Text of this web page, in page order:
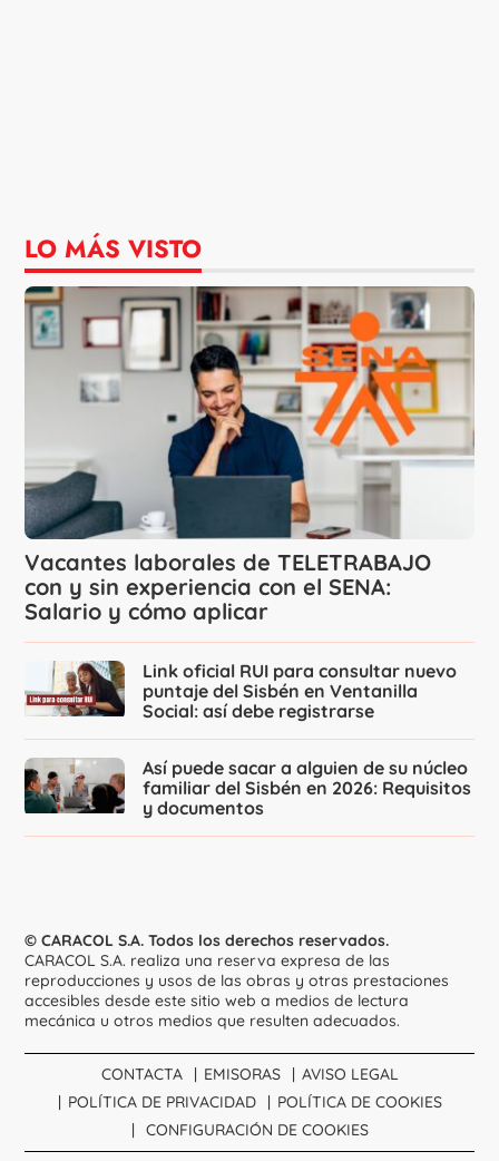
LO MÁS VISTO
Vacantes laborales de TELETRABAJO
con y sin experiencia con el SENA:
Salario y cómo aplicar
Link oficial RUI para consultar nuevo
puntaje del Sisbén en Ventanilla
Social: así debe registrarse
Así puede sacar a alguien de su núcleo
familiar del Sisbén en 2026: Requisitos
y documentos
© CARACOL S.A. Todos los derechos reservados.
CARACOL S.A. realiza una reserva expresa de las
reproducciones y usos de las obras y otras prestaciones
accesibles desde este sitio web a medios de lectura
mecánica u otros medios que resulten adecuados.
CONTACTA EMISORAS
AVISO LEGAL
POLÍTICA DE PRIVACIDAD
POLÍTICA DE COOKIES
CONFIGURACIÓN DE COOKIES